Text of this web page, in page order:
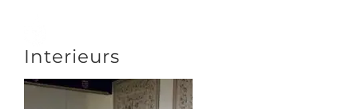
contenu
DÉCOUVRIR
Interieurs